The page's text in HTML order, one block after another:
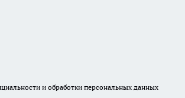
и обработки персональных данных